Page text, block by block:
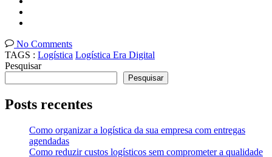
No Comments
TAGS : Logística Logística Era Digital
Pesquisar
Pesquisar
Posts recentes
Como organizar a logística da sua empresa com entregas
agendadas
Como reduzir custos logísticos sem comprometer a qualidade